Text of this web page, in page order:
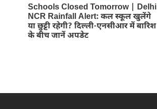
Schools Closed Tomorrow | Delhi
NCR Rainfall Alert: कल स्कूल खुलेंगे
या छुट्टी रहेगी? दिल्ली-एनसीआर में बारिश
के बीच जानें अपडेट